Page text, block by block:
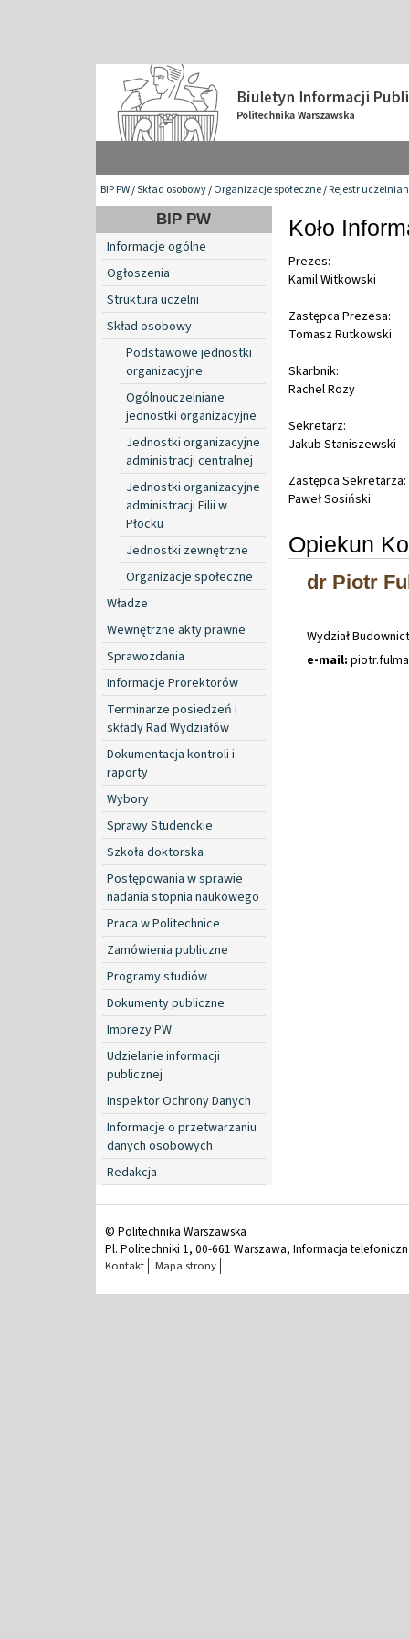
BIP PW/Skład osobowy/Organizacje społeczne/Rejestr
BIP PW
Informacje ogólne
Ogłoszenia
Struktura uczelni
Skład osobowy
Podstawowe jednostki
organizacyjne
Ogólnouczelniane
jednostki organizacyjne
Jednostki organizacyjne
administracji centralnej
Jednostki organizacyjne
administracji Filii w
Płocku
Jednostki zewnętrzne
Organizacje społeczne
Władze
Wewnętrzne akty prawne
Sprawozdania
Informacje Prorektorów
Terminarze posiedzeń i
składy Rad Wydziałów
Dokumentacja kontroli i
raporty
Wybory
Sprawy Studenckie
Szkoła doktorska
Postępowania w sprawie
nadania stopnia naukowego
Praca w Politechnice
Zamówienia publiczne
Programy studiów
Dokumenty publiczne
Imprezy PW
Udzielanie informacji
publicznej
Inspektor Ochrony Danych
Informacje o przetwarzaniu
danych osobowych
Redakcja
Koło
Prezes:
Kamil Witkowski
Zastępca Prezesa:
Tomasz Rutkowski
Skarbnik:
Rachel Rozy
Sekretarz:
Jakub Staniszewski
Zastępca Sekretarza:
Paweł Sosiński
Opiekun
dr Piotr
Wydział
e-mail: piotr.
© Politechnika Warszawska
Pl. Politechniki 1, 00-661 Warszawa, Informacja
Kontakt Mapa strony